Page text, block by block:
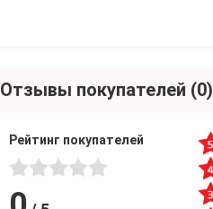
Отзывы покупателей (0)
Рейтинг покупателей